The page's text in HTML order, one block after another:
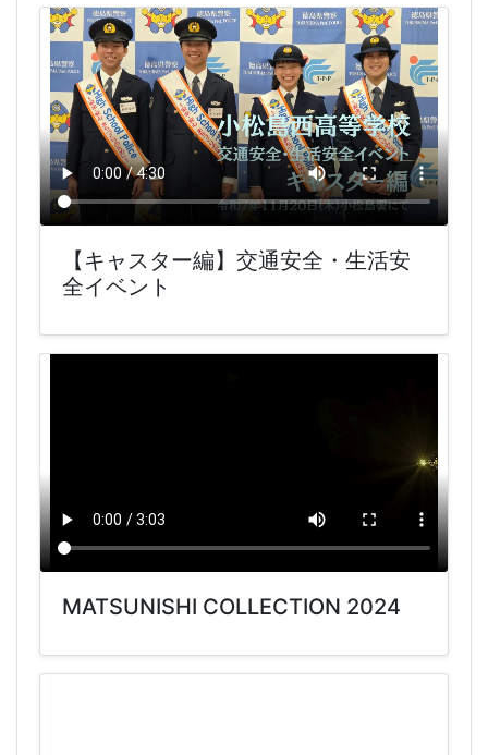
【キャスター編】交通安全・生活安
全イベント
MATSUNISHI COLLECTION 2024